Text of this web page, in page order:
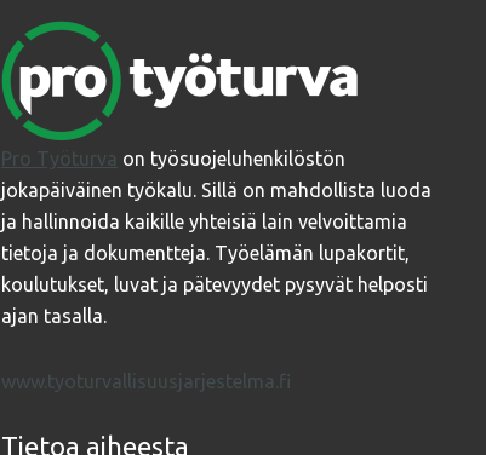
Pro Työturva on työsuojeluhenkilöstön
jokapäiväinen työkalu. Sillä on mahdollista luoda
ja hallinnoida kaikille yhteisiä lain velvoittamia
tietoja ja dokumentteja. Työelämän lupakortit,
koulutukset, luvat ja pätevyydet pysyvät helposti
ajan tasalla.
www.tyoturvallisuusjarjestelma.fi
Tietoa aiheesta